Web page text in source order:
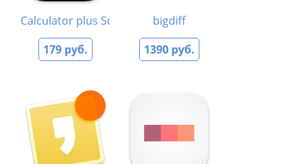
Calculator plus Scientific HD
179 руб.
bigdiff
1390 руб.